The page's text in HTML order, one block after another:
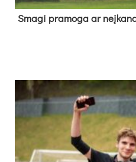
Sma­gi pra­mo­ga ar